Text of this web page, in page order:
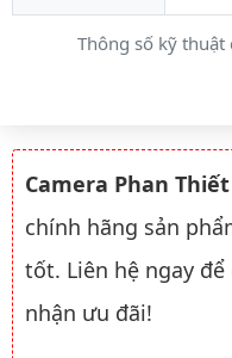
Thông số kỹ thuật
Camera Phan Thiết
chính hãng sản
tốt. Liên hệ ngay
nhận ưu đãi!